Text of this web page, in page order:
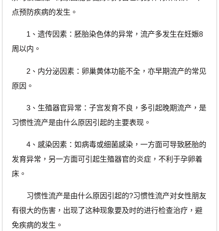
点预防疾病的发生。
1、遗传因素：胚胎染色体的异常，流产多发生在妊娠8
周以内。
2、内分泌因素：卵巢黄体功能不全，亦早期流产的常见
原因。
3、生殖器官异常：子宫发育不良，多引起晚期流产，是
习惯性流产是由什么原因引起的主要表现。
4、感染因素：如病毒或细菌感染，一方面可导致胚胎的
发育异常，另一方面可引起生殖器官的炎症，不利于孕卵着
床。
习惯性流产是由什么原因引起的?习惯性流产对女性朋友
有很大的伤害，出现了这种现象要及时的进行检查治疗，避
免疾病的发生。